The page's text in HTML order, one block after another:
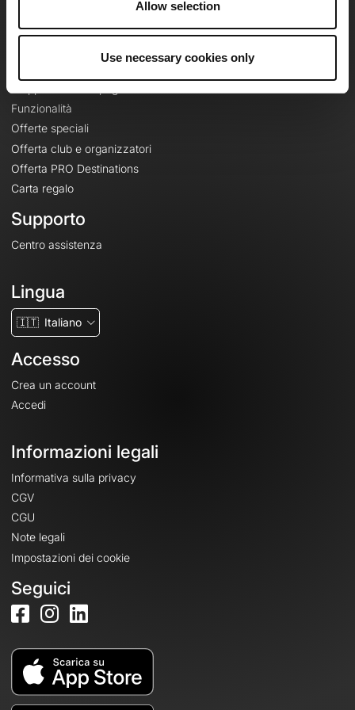
Allow selection
Use necessary cookies only
Le Mag'
Funzionalità
Offerte speciali
Offerta club e organizzatori
Offerta PRO Destinations
Carta regalo
Supporto
Centro assistenza
Lingua
🇮🇹 Italiano
Accesso
Crea un account
Accedi
Informazioni legali
Informativa sulla privacy
CGV
CGU
Note legali
Impostazioni dei cookie
Seguici